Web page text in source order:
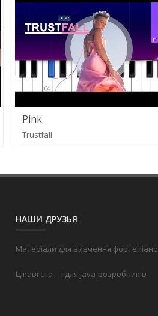
Pink
Trustfall
НАШИ ДРУЗЬЯ
Матеріали для вивчення фортепіано
Цікаві статті для java-розробників